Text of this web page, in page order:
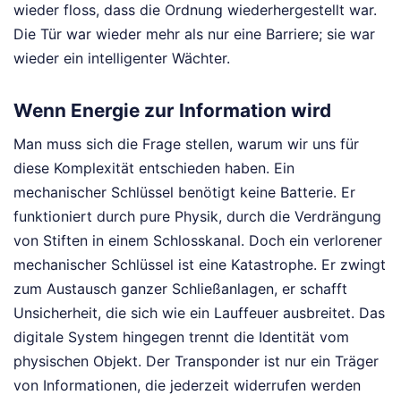
wieder floss, dass die Ordnung wiederhergestellt war.
Die Tür war wieder mehr als nur eine Barriere; sie war
wieder ein intelligenter Wächter.
Wenn Energie zur Information wird
Man muss sich die Frage stellen, warum wir uns für
diese Komplexität entschieden haben. Ein
mechanischer Schlüssel benötigt keine Batterie. Er
funktioniert durch pure Physik, durch die Verdrängung
von Stiften in einem Schlosskanal. Doch ein verlorener
mechanischer Schlüssel ist eine Katastrophe. Er zwingt
zum Austausch ganzer Schließanlagen, er schafft
Unsicherheit, die sich wie ein Lauffeuer ausbreitet. Das
digitale System hingegen trennt die Identität vom
physischen Objekt. Der Transponder ist nur ein Träger
von Informationen, die jederzeit widerrufen werden